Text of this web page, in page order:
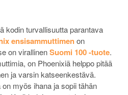
kodin turvallisuutta parantava
ensisammuttimenon
on virallinenSuomi 100 -tuote.
on Phoenixiä helppo pitää
ja varsin katseenkestävä.
myös ihana ja sopii tähän